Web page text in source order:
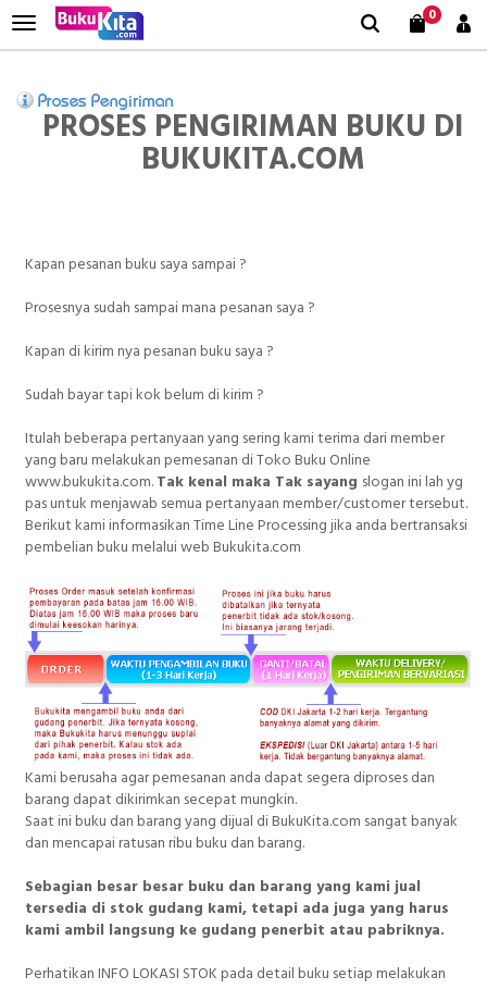
0
PROSES PENGIRIMAN BUKU DI
BUKUKITA.COM
Kapan pesanan buku saya sampai ?
Prosesnya sudah sampai mana pesanan saya ?
Kapan di kirim nya pesanan buku saya ?
Sudah bayar tapi kok belum di kirim ?
Itulah beberapa pertanyaan yang sering kami terima dari member
yang baru melakukan pemesanan di Toko Buku Online
www.bukukita.com.Tak kenal maka Tak sayang slogan ini lah yg
pas untuk menjawab semua pertanyaan member/customer tersebut.
Berikut kami informasikan Time Line Processing jika anda bertransaksi
pembelian buku melalui web Bukukita.com
Kami berusaha agar pemesanan anda dapat segera diproses dan
barang dapat dikirimkan secepat mungkin.
Saat ini buku dan barang yang dijual di BukuKita.com sangat banyak
dan mencapai ratusan ribu buku dan barang.
Sebagian besar besar buku dan barang yang kami jual
tersedia di stok gudang kami, tetapi ada juga yang harus
kami ambil langsung ke gudang penerbit atau pabriknya.
Perhatikan INFO LOKASI STOK pada detail buku setiap melakukan